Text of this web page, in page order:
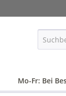
Mo-Fr: Bei